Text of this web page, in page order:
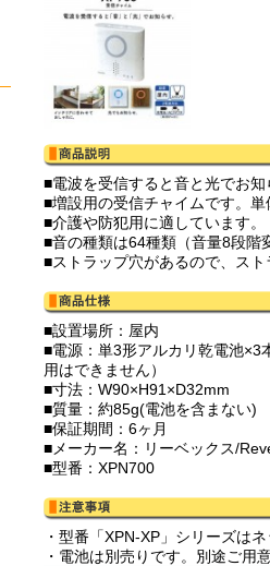
■電波を受信すると音と光でお
■増設用の受信チャイムです。
■介護や防犯用に適しています。
■音の種類は64種類（音量8段階
■ストラップ穴があるので、ス
■設置場所：屋内
■電源：単3形アルカリ乾電池×3
用はできません）
■寸法：W90×H91×D32mm
■質量：約85g(電池を含まない)
■保証期間：6ヶ月
■メーカー名：リーベックス/
■型番：XPN700
・型番「XPN-XP」シリーズは
・電池は別売りです。別途ご用